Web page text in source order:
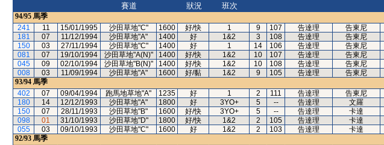
賽道
狀況
班次
94/95 馬季
241
11 15/01/1995 沙田草地"C" 1600 好/快 1 9 107 告達理 告東尼
181
07 11/12/1994 沙田草地"A" 1400 好 1&2 3 108 告達理 告東尼
150
03 27/11/1994 沙田草地"C" 1400 好 1 14 106 告達理 告東尼
081
07 19/10/1994 沙田草地"A(N)" 1400 好/快 1&2 10 107 告達理 告東尼
045
09 02/10/1994 沙田草地"B(N)" 1400 好/快 1&2 10 108 告達理 告東尼
008
03 11/09/1994 沙田草地"A" 1600 好/黏 1&2 9 105 告達理 告東尼
93/94 馬季
402
07 09/04/1994 跑馬地草地"A" 1235 好 1 2 111 告達理 告東尼
180
14 12/12/1993 沙田草地"A" 1800 好 3YO+ 5 -- 告達理 文羅
150
07 28/11/1993 沙田草地"B" 1600 好/快 3YO+ 5 -- 告達理 卡達
098
01 31/10/1993 沙田草地"D" 1800 好/快 1&2 2 105 告達理 卡達
055
03 09/10/1993 沙田草地"C" 1600 好 1&2 2 103 告達理 卡達
92/93 馬季